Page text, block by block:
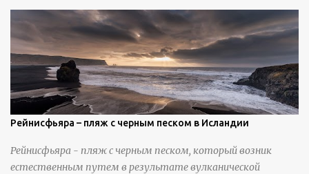
инструменты для текстурирования, чтобы точно
вылепить каждую деталь. источник
https://calvinnicholls.com/
Рейнисфьяра – пляж с черным песком в Исландии
Рейнисфьяра - пляж с черным песком, который возник
естественным путем в результате вулканической